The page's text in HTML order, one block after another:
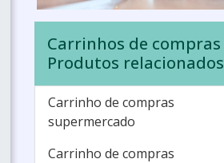
Carrinhos de compras
Produtos relacionados
Carrinho de compras
supermercado
Carrinho de compras